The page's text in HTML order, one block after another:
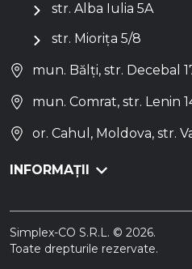
str. Alba Iulia 5A
str. Miorița 5/8
mun. Bălți, str. Decebal
mun. Comrat, str. Lenin
or. Cahul, Moldova, str.
INFORMAȚII
Simplex-CO S.R.L. © 2026.
Toate drepturile rezervate.